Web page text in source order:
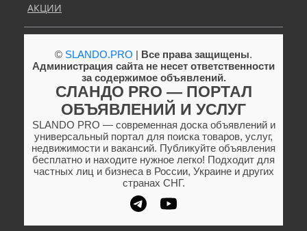
АКЦИИ
© SLANDO.PRO | Все права защищены.
Администрация сайта не несет ответственности
за содержимое объявлений.
СЛАНДО PRO — ПОРТАЛ
ОБЪЯВЛЕНИЙ И УСЛУГ
SLANDO PRO — современная доска объявлений и
универсальный портал для поиска товаров, услуг,
недвижимости и вакансий. Публикуйте объявления
бесплатно и находите нужное легко! Подходит для
частных лиц и бизнеса в России, Украине и других
странах СНГ.